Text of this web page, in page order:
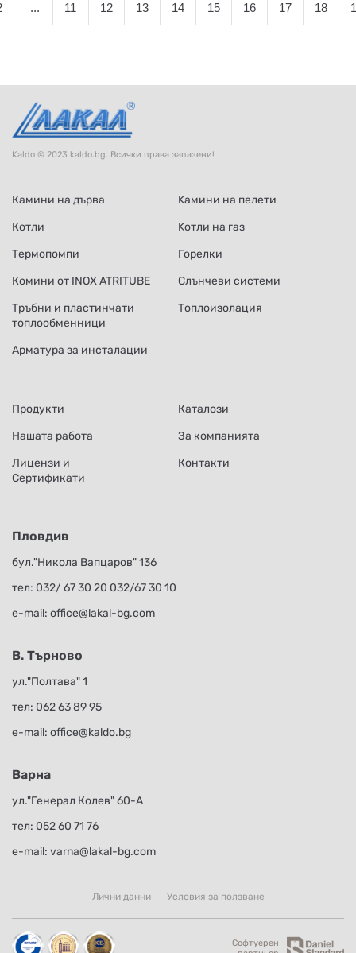
... 11 12 13 14 15 16 17 18
Kaldo © 2023 kaldo.bg. Всички права запазени!
Камини на дърва
Kамини на пелети
Котли
Kотли на газ
Термопомпи
Горелки
Комини от INOX ATRITUBE
Слънчеви системи
Тръбни и пластинчати
топлообменници
Топлоизолация
Арматура за инсталации
Продукти
Каталози
Нашата работа
За компанията
Лицензи и
Сертификати
Контакти
Пловдив
бул."Никола Вапцаров" 136
тел: 032/ 67 30 20 032/67 30 10
е-mail: office@lakal-bg.com
В. Търново
ул."Полтава" 1
тел: 062 63 89 95
е-mail: office@kaldo.bg
Варна
ул."Генерал Колев" 60-А
тел: 052 60 71 76
е-mail: varna@lakal-bg.com
Лични данни Условия за ползване
Софтуерен